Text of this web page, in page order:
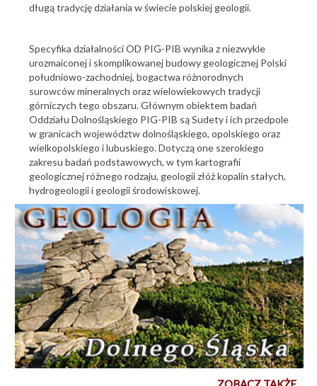
długą tradycję działania w świecie polskiej geologii.
Specyfika działalności OD PIG-PIB wynika z niezwykle
urozmaiconej i skomplikowanej budowy geologicznej Polski
południowo-zachodniej, bogactwa różnorodnych
surowców mineralnych oraz wielowiekowych tradycji
górniczych tego obszaru. Głównym obiektem badań
Oddziału Dolnośląskiego PIG-PIB są Sudety i ich przedpole
w granicach województw dolnośląskiego, opolskiego oraz
wielkopolskiego i lubuskiego. Dotyczą one szerokiego
zakresu badań podstawowych, w tym kartografii
geologicznej różnego rodzaju, geologii złóż kopalin stałych,
hydrogeologii i geologii środowiskowej.